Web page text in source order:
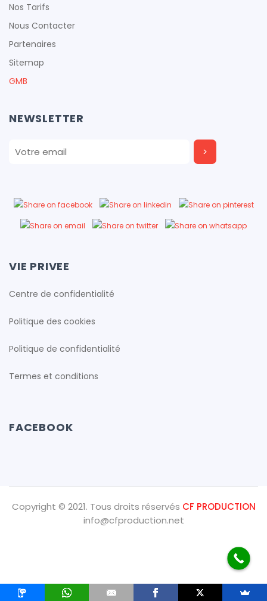
Nos Tarifs
Nous Contacter
Partenaires
Sitemap
GMB
NEWSLETTER
VIE PRIVEE
Centre de confidentialité
Politique des cookies
Politique de confidentialité
Termes et conditions
FACEBOOK
Copyright © 2021. Tous droits réservés CF PRODUCTION
info@cfproduction.net